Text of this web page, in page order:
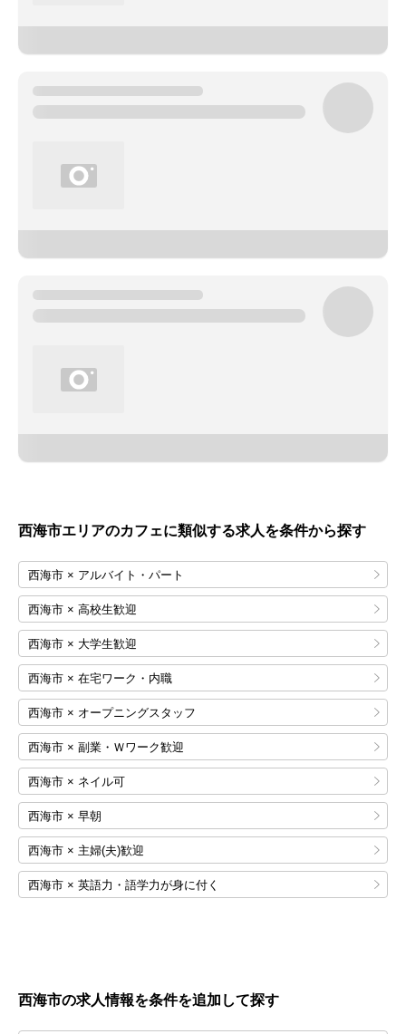
西海市エリアのカフェに類似する求人を条件から探す
西海市 × アルバイト・パート
西海市 × 高校生歓迎
西海市 × 大学生歓迎
西海市 × 在宅ワーク・内職
西海市 × オープニングスタッフ
西海市 × 副業・Ｗワーク歓迎
西海市 × ネイル可
西海市 × 早朝
西海市 × 主婦(夫)歓迎
西海市 × 英語力・語学力が身に付く
西海市の求人情報を条件を追加して探す